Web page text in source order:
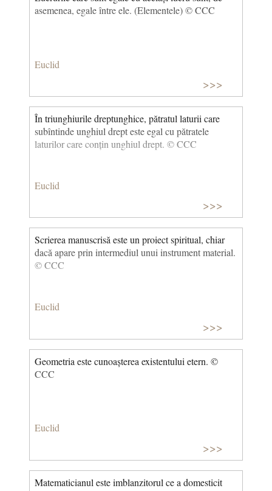
asemenea, egale între ele. (Elementele) © CCC
Euclid
>>>
În triunghiurile dreptunghice, pătratul laturii care
subîntinde unghiul drept este egal cu pătratele
laturilor care conțin unghiul drept. © CCC
Euclid
>>>
Scrierea manuscrisă este un proiect spiritual, chiar
dacă apare prin intermediul unui instrument material.
© CCC
Euclid
>>>
Geometria este cunoașterea existentului etern. ©
CCC
Euclid
>>>
Matematicianul este imblanzitorul ce a domesticit